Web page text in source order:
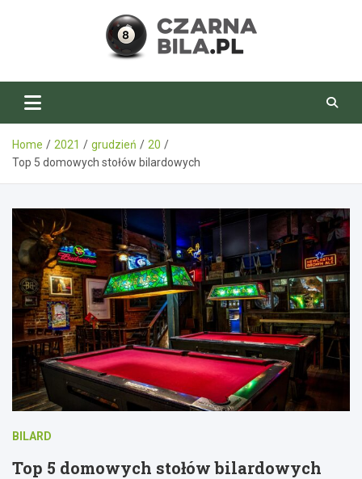
CzarnaBila.pl
Home 2021 grudzień
20
Top 5 domowych stołów bilardowych
BILARD
Top 5 domowych stołów bilardowych